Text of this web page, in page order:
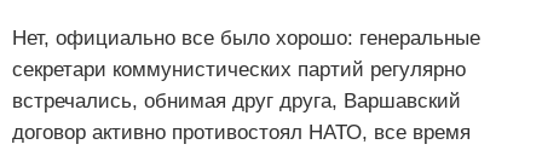
Нет, официально все было хорошо: генеральные
секретари коммунистических партий регулярно
встречались, обнимая друг друга, Варшавский
договор активно противостоял НАТО, все время